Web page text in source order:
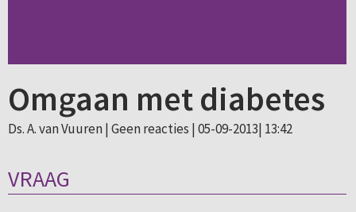
Omgaan met diabetes
Ds. A. van Vuuren | Geen reacties | 05-09-2013| 13:42
VRAAG